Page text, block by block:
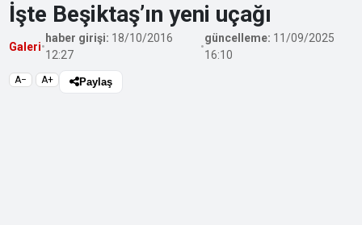
İşte Beşiktaş’ın yeni uçağı
Galeri•
haber girişi: 18/10/2016
12:27
•
güncelleme: 11/09/2025
16:10
A− A+ Paylaş